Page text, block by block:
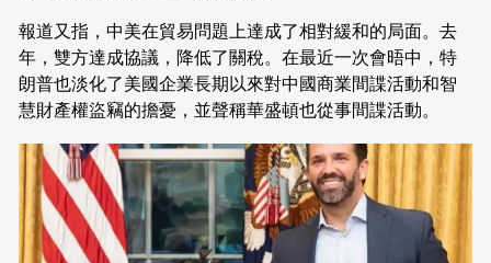
報道又指，中美在貿易問題上達成了相對緩和的局面。去
年，雙方達成協議，降低了關稅。在最近一次會晤中，特
朗普也淡化了美國企業長期以來對中國商業間諜活動和智
慧財產權盜竊的擔憂，並聲稱華盛頓也從事間諜活動。